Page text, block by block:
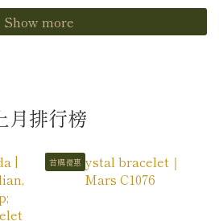
Show more
月排行榜
首購優惠